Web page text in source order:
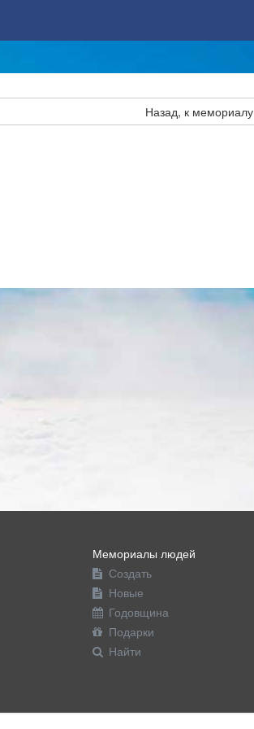
Назад, к мемориалу
Мемориалы людей
Создать
Новые
Годовщина
Подарки
Найти